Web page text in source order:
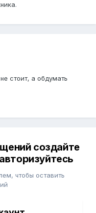
стоит, а обдумать
создайте
чтобы оставить